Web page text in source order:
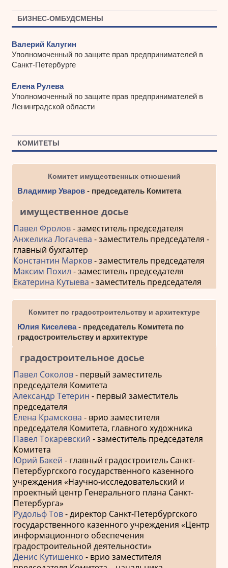
БИЗНЕС-ОМБУДСМЕНЫ
Валерий Калугин
Уполномоченный по защите прав предпринимателей в
Санкт-Петербурге
Елена Рулева
Уполномоченный по защите прав предпринимателей в
Ленинградской области
КОМИТЕТЫ
Комитет имущественных отношений
Владимир Уваров- председатель Комитета
имущественное досье
Павел Фролов- заместитель председателя
Анжелика Логачева - заместитель председателя -
главный бухгалтер
Константин Марков- заместитель председателя
Максим Похил - заместитель председателя
Екатерина Кутыева - заместитель председателя
Комитет по градостроительству и архитектуре
Юлия Киселева- председатель Комитета по
градостроительству и архитектуре
градостроительное досье
Павел Соколов- первый заместитель
председателя Комитета
Александр Тетерин - первый заместитель
председателя
Елена Крамскова - врио заместителя
председателя Комитета, главного художника
Павел Токаревский - заместитель председателя
Комитета
Юрий Бакей - главный градостроитель Санкт-
Петербургского государственного казенного
учреждения «Научно-исследовательский и
проектный центр Генерального плана Санкт-
Петербурга»
Рудольф Тов- директор Санкт-Петербургского
государственного казенного учреждения «Центр
информационного обеспечения
градостроительной деятельности»
Денис Кутишенко - врио заместителя